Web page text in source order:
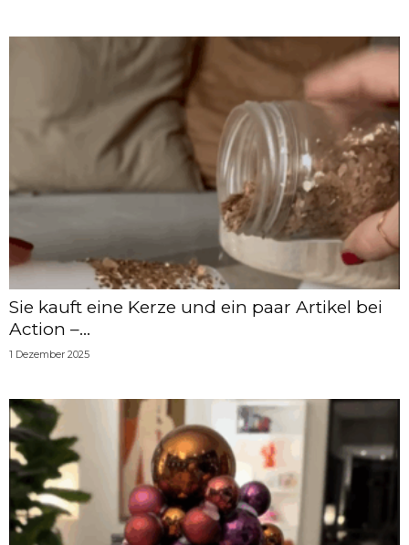
Sie kauft eine Kerze und ein paar Artikel bei
Action –...
1 Dezember 2025